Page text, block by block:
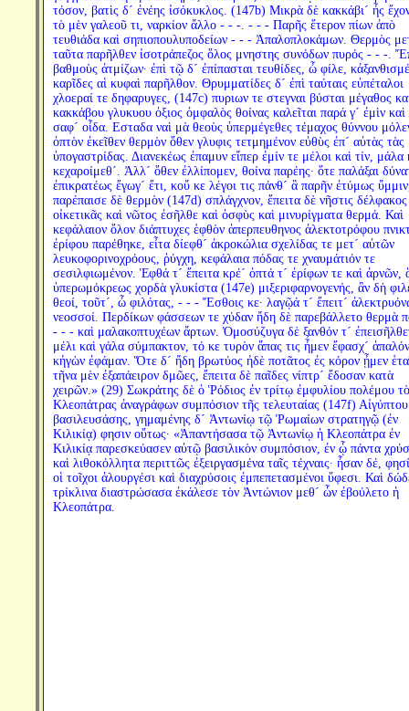
τόσον, βατὶς δ´ ἐνέης ἰσόκυκλος. (147b) Μικρὰ δὲ κακκάβι´ ἦς
τὸ μὲν γαλεοῦ τι, ναρκίον ἄλλο - - -. - - - Παρῆς ἕτερον πίων ἀπὸ
τευθιάδα καὶ σηπιοπουλυποδείων - - - Ἀπαλοπλοκάμων. Θερμὸς
ταῦτα παρῆλθεν ἰσοτράπεζος ὅλος μνηστης συνόδων πυρός - - -.
βαθμοὺς ἀτμίζων· ἐπὶ τῷ δ´ ἐπίπασται τευθίδες, ὦ φίλε,
καρῖδες αἱ κυφαὶ παρῆλθον. Θρυμματίδες δ´ ἐπὶ ταύταις εὐπέταλοι
χλοεραί τε δηφαρυγες, (147c) πυριων τε στεγναι βύσται μέγαθος
κακκάβου γλυκυου ὀξιος ὀμφαλὸς θοίνας καλεῖται παρά γ´ ἐμὶν καὶ
σαφ´ οἶδα. Εσταδα ναὶ μὰ θεοὺς ὑπερμέγεθες τέμαχος θύννου
ὀπτὸν ἐκεῖθεν θερμὸν ὅθεν γλυφις τετμημένον εὐθὺς ἐπ´ αὐτὰς τὰς
ὑπογαστρίδας. Διανεκέως ἐπαμυν εἴπερ ἐμίν τε μέλοι καὶ τίν, μάλα
κεχαροίμεθ´. Ἀλλ´ ὅθεν ἐλλίπομεν, θοίνα παρέης· ὅτε παλάξαι
ἐπικρατέως ἔγωγ´ ἔτι, κοὔ κε λέγοι τις πάνθ´ ἃ παρῆν ἐτύμως
παρέπαισε δὲ θερμὸν (147d) σπλάγχνον, ἔπειτα δὲ νῆστις δέλφακος
οἰκετικᾶς καὶ νῶτος ἐσῆλθε καὶ ὀσφὺς καὶ μινυρίγματα θερμά. Καὶ
κεφάλαιον ὅλον διάπτυχες ἑφθὸν ἁπερπευθηνος ἀλεκτοτρόφου
ἐρίφου παρέθηκε, εἶτα δίεφθ´ ἀκροκώλια σχελίδας τε μετ´ αὐτῶν
λευκοφορινοχρόους, ῥύγχη, κεφάλαια πόδας τε χναυμάτιόν τε
σεσιλφιωμένον. Ἑφθά τ´ ἔπειτα κρέ´ ὀπτά τ´ ἐρίφων τε καὶ ἀρνῶν,
ὑπερωμόκρεως χορδὰ γλυκίστα (147e) μιξεριφαρνογενής, ἃν δὴ
θεοί, τοῦτ´, ὦ φιλότας, - - - Ἔσθοις κε· λαγῷά τ´ ἔπειτ´
νεοσσοί. Περδίκων φάσσεων τε χύδαν ἤδη δὲ παρεβάλλετο θερμὰ
- - - καὶ μαλακοπτυχέων ἄρτων. Ὁμοσύζυγα δὲ ξανθόν τ´
μέλι καὶ γάλα σύμπακτον, τό κε τυρὸν ἅπας τις ἦμεν ἔφασχ´
κἠγὼν ἐφάμαν. Ὅτε δ´ ἤδη βρωτύος ἠδὲ ποτᾶτος ἐς κόρον ᾖμεν
τῆνα μὲν ἐξαπάειρον δμῶες, ἔπειτα δὲ παῖδες νίπτρ´ ἔδοσαν κατὰ
χειρῶν.» (29) Σωκράτης δὲ ὁ Ῥόδιος ἐν τρίτῳ ἐμφυλίου πολέμου τὸ
Κλεοπάτρας ἀναγράφων συμπόσιον τῆς τελευταίας (147f) Αἰγύπτου
βασιλευσάσης, γημαμένης δ´ Ἀντωνίῳ τῷ Ῥωμαίων στρατηγῷ (ἐν
Κιλικίᾳ) φησιν οὕτως· «Ἀπαντήσασα τῷ Ἀντωνίῳ ἡ Κλεοπάτρα ἐν
Κιλικίᾳ παρεσκεύασεν αὐτῷ βασιλικὸν συμπόσιον, ἐν ᾧ πάντα
καὶ λιθοκόλλητα περιττῶς ἐξειργασμένα ταῖς τέχναις· ἦσαν δέ,
οἱ τοῖχοι ἁλουργέσι καὶ διαχρύσοις ἐμπεπετασμένοι ὕφεσι. Καὶ
τρίκλινα διαστρώσασα ἐκάλεσε τὸν Ἀντώνιον μεθ´ ὧν ἐβούλετο ἡ
Κλεοπάτρα.